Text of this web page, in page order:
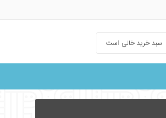
سبد خرید خالی است